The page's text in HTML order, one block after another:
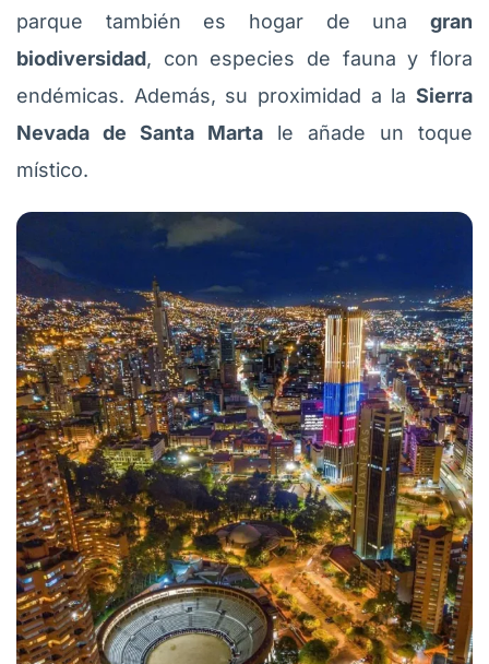
parque también es hogar de una gran
biodiversidad, con especies de fauna y flora
endémicas. Además, su proximidad a la Sierra
Nevada de Santa Marta le añade un toque
místico.